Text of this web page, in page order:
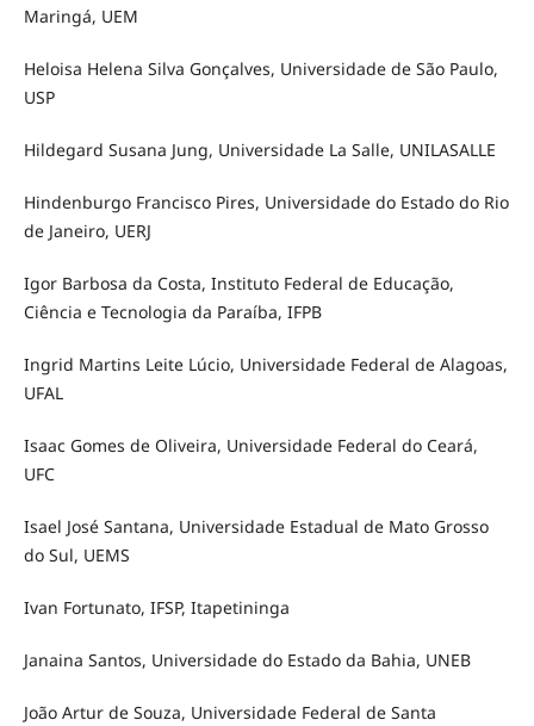
Maringá, UEM
Heloisa Helena Silva Gonçalves, Universidade de São Paulo,
USP
Hildegard Susana Jung, Universidade La Salle, UNILASALLE
Hindenburgo Francisco Pires, Universidade do Estado do Rio
de Janeiro, UERJ
Igor Barbosa da Costa, Instituto Federal de Educação,
Ciência e Tecnologia da Paraíba, IFPB
Ingrid Martins Leite Lúcio, Universidade Federal de Alagoas,
UFAL
Isaac Gomes de Oliveira, Universidade Federal do Ceará,
UFC
Isael José Santana, Universidade Estadual de Mato Grosso
do Sul, UEMS
Ivan Fortunato, IFSP, Itapetininga
Janaina Santos, Universidade do Estado da Bahia, UNEB
João Artur de Souza, Universidade Federal de Santa